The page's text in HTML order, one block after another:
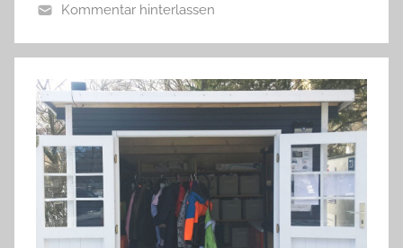
Kommentar hinterlassen